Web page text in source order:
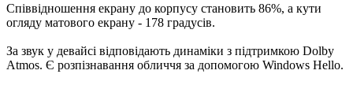
Співвідношення екрану до корпусу становить 86%, а кути
огляду матового екрану - 178 градусів.
За звук у девайсі відповідають динаміки з підтримкою Dolby
Atmos. Є розпізнавання обличчя за допомогою Windows Hello.